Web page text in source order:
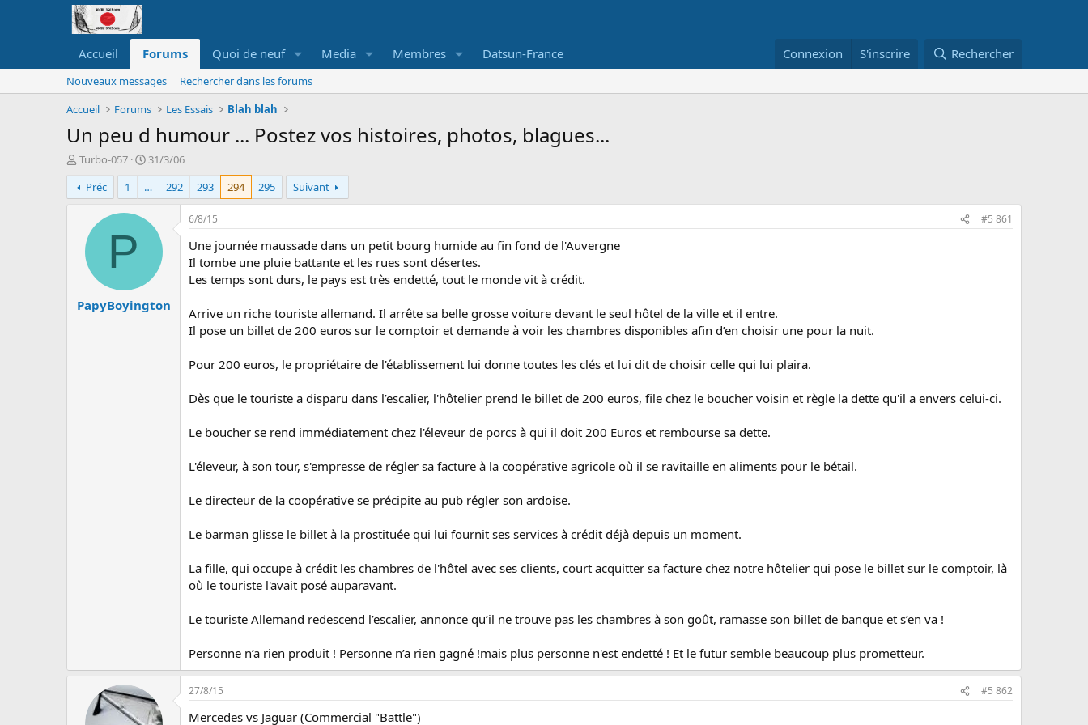
Accueil Forums Quoi de neuf Media Membres Datsun-France Connexion S'inscrire Rechercher
Nouveaux messages
Rechercher dans les forums
Accueil
Forums Les Essais Blah blah
Un peu d humour ... Postez vos histoires, photos, blagues...
A
u
t
e
d
Turbo-057
D
a
t
e
b
t
31/3/06
Préc
1 … 292 293 294 295 Suivant
P
PapyBoyington
6/8/15 #5 861
Une journée maussade dans un petit bourg humide au fin fond de l'Auvergne
Il tombe une pluie battante et les rues sont désertes.
Les temps sont durs, le pays est très endetté, tout le monde vit à crédit.
Arrive un riche touriste allemand. Il arrête sa belle grosse voiture devant le seul hôtel de la ville et il entre.
Il pose un billet de 200 euros sur le comptoir et demande à voir les chambres disponibles afin d’en choisir une pour la nuit.
Pour 200 euros, le propriétaire de l'établissement lui donne toutes les clés et lui dit de choisir celle qui lui plaira.
Dès que le touriste a disparu dans l’escalier, l'hôtelier prend le billet de 200 euros, file chez le boucher voisin et règle la dette qu'il a envers celui-ci.
Le boucher se rend immédiatement chez l'éleveur de porcs à qui il doit 200 Euros et rembourse sa dette.
L'éleveur, à son tour, s'empresse de régler sa facture à la coopérative agricole où il se ravitaille en aliments pour le bétail.
Le directeur de la coopérative se précipite au pub régler son ardoise.
Le barman glisse le billet à la prostituée qui lui fournit ses services à crédit déjà depuis un moment.
La fille, qui occupe à crédit les chambres de l'hôtel avec ses clients, court acquitter sa facture chez notre hôtelier qui pose le billet sur le comptoir, là
où le touriste l'avait posé auparavant.
Le touriste Allemand redescend l’escalier, annonce qu’il ne trouve pas les chambres à son goût, ramasse son billet de banque et s’en va !
Personne n’a rien produit ! Personne n’a rien gagné !mais plus personne n'est endetté ! Et le futur semble beaucoup plus prometteur.
27/8/15 #5 862
Mercedes vs Jaguar (Commercial "Battle")